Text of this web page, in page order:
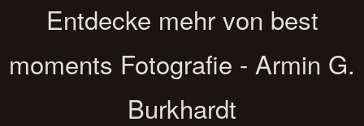
Entdecke mehr von best
moments Fotografie - Armin G.
Burkhardt